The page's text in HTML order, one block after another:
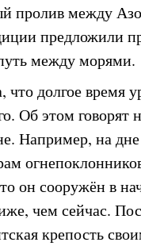
пролив между
предложили
между морями.
что долгое время
Об этом говорят
Например, на
он сооружён в
чем сейчас.
крепость